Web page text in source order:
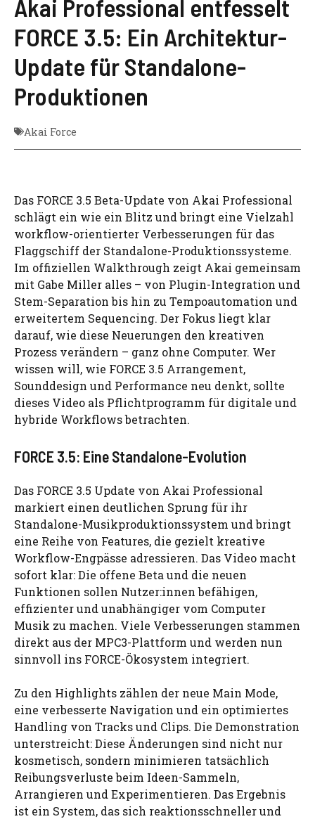
Akai Professional entfesselt
FORCE 3.5: Ein Architektur-
Update für Standalone-
Produktionen
Akai Force
Das FORCE 3.5 Beta-Update von Akai Professional
schlägt ein wie ein Blitz und bringt eine Vielzahl
workflow-orientierter Verbesserungen für das
Flaggschiff der Standalone-Produktionssysteme.
Im offiziellen Walkthrough zeigt Akai gemeinsam
mit Gabe Miller alles – von Plugin-Integration und
Stem-Separation bis hin zu Tempoautomation und
erweitertem Sequencing. Der Fokus liegt klar
darauf, wie diese Neuerungen den kreativen
Prozess verändern – ganz ohne Computer. Wer
wissen will, wie FORCE 3.5 Arrangement,
Sounddesign und Performance neu denkt, sollte
dieses Video als Pflichtprogramm für digitale und
hybride Workflows betrachten.
FORCE 3.5: Eine Standalone-Evolution
Das FORCE 3.5 Update von Akai Professional
markiert einen deutlichen Sprung für ihr
Standalone-Musikproduktionssystem und bringt
eine Reihe von Features, die gezielt kreative
Workflow-Engpässe adressieren. Das Video macht
sofort klar: Die offene Beta und die neuen
Funktionen sollen Nutzer:innen befähigen,
effizienter und unabhängiger vom Computer
Musik zu machen. Viele Verbesserungen stammen
direkt aus der MPC3-Plattform und werden nun
sinnvoll ins FORCE-Ökosystem integriert.
Zu den Highlights zählen der neue Main Mode,
eine verbesserte Navigation und ein optimiertes
Handling von Tracks und Clips. Die Demonstration
unterstreicht: Diese Änderungen sind nicht nur
kosmetisch, sondern minimieren tatsächlich
Reibungsverluste beim Ideen-Sammeln,
Arrangieren und Experimentieren. Das Ergebnis
ist ein System, das sich reaktionsschneller und